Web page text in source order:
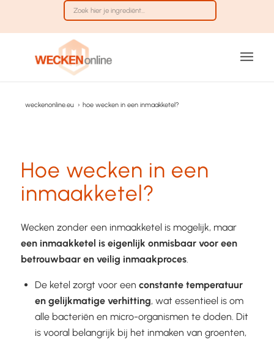
weckenonline.eu › hoe wecken in een inmaakketel?
Hoe wecken in een
inmaakketel?
Wecken zonder een inmaakketel is mogelijk, maar
een inmaakketel is eigenlijk onmisbaar voor een
betrouwbaar en veilig inmaakproces.
De ketel zorgt voor een constante temperatuur
en gelijkmatige verhitting, wat essentieel is om
alle bacteriën en micro-organismen te doden. Dit
is vooral belangrijk bij het inmaken van groenten,